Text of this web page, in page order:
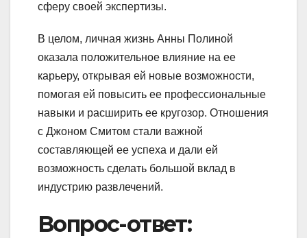
сферу своей экспертизы.
В целом, личная жизнь Анны Полиной
оказала положительное влияние на ее
карьеру, открывая ей новые возможности,
помогая ей повысить ее профессиональные
навыки и расширить ее кругозор. Отношения
с Джоном Смитом стали важной
составляющей ее успеха и дали ей
возможность сделать большой вклад в
индустрию развлечений.
Вопрос-ответ: